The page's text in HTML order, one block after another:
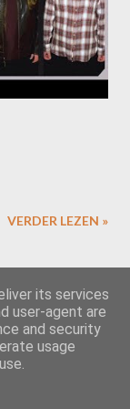
VERDER LEZEN »
MEER POSTS
its services
user-agent are
and security
usage